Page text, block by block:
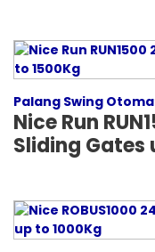
Palang Swing
Nice Run
Sliding Gates